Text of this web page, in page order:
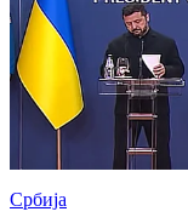
Србија